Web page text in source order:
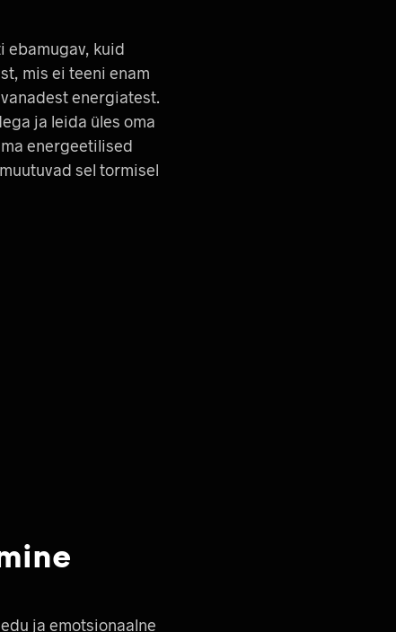
ebamugav, kuid
mis ei teeni enam
energiatest.
ja leida üles oma
energeetilised
sel tormisel
ja emotsionaalne